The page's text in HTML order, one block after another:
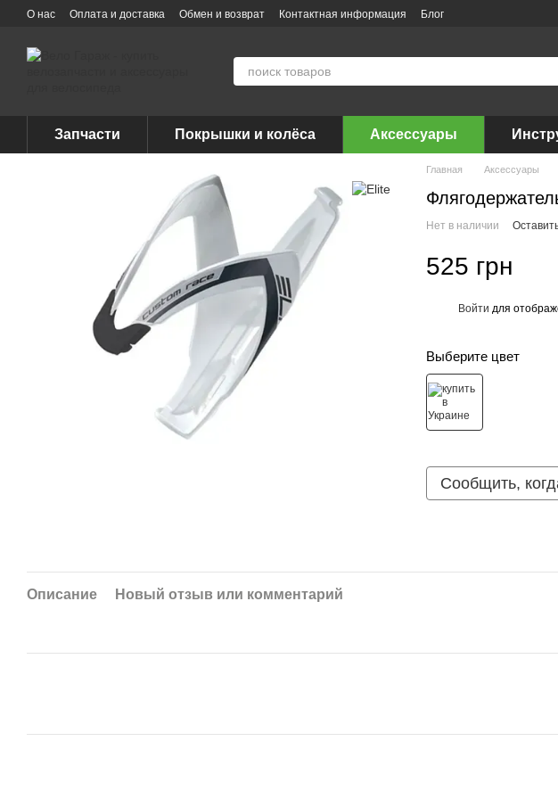
Перейти к основному контенту
О нас Оплата и доставка Обмен и возврат Контактная информация Блог
Запчасти Покрышки и колёса Аксессуары
Главная Аксессуары
Нет в наличии
525 грн
Войти для
Выберите цвет
Сообщить,
Описание
Новый отзыв или комментарий